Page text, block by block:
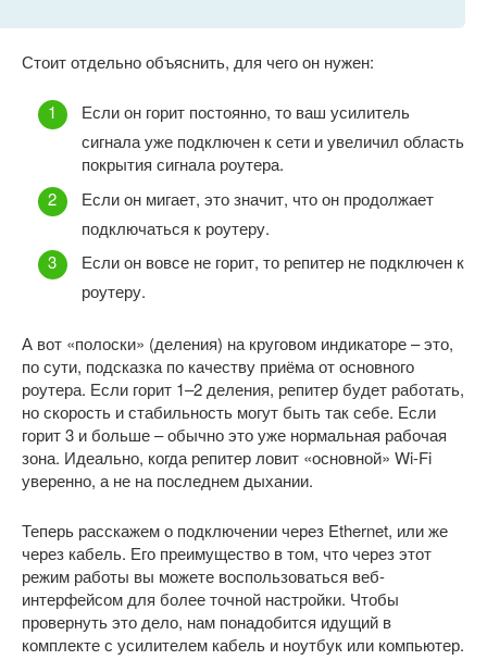
Стоит отдельно объяснить, для чего он нужен:
Если он горит постоянно, то ваш усилитель
сигнала уже подключен к сети и увеличил область
покрытия сигнала роутера.
Если он мигает, это значит, что он продолжает
подключаться к роутеру.
Если он вовсе не горит, то репитер не подключен к
роутеру.
А вот «полоски» (деления) на круговом индикаторе – это,
по сути, подсказка по качеству приёма от основного
роутера. Если горит 1–2 деления, репитер будет работать,
но скорость и стабильность могут быть так себе. Если
горит 3 и больше – обычно это уже нормальная рабочая
зона. Идеально, когда репитер ловит «основной» Wi-Fi
уверенно, а не на последнем дыхании.
Теперь расскажем о подключении через Ethernet, или же
через кабель. Его преимущество в том, что через этот
режим работы вы можете воспользоваться веб-
интерфейсом для более точной настройки. Чтобы
провернуть это дело, нам понадобится идущий в
комплекте с усилителем кабель и ноутбук или компьютер.